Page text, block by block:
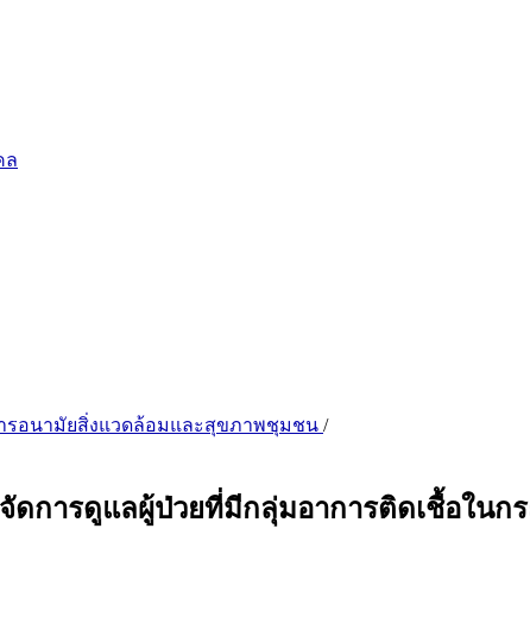
ล
ารอนามัยสิ่งแวดล้อมและสุขภาพชุมชน /
การดูแลผู้ป่วยที่มีกลุ่มอาการติดเชื้อในก